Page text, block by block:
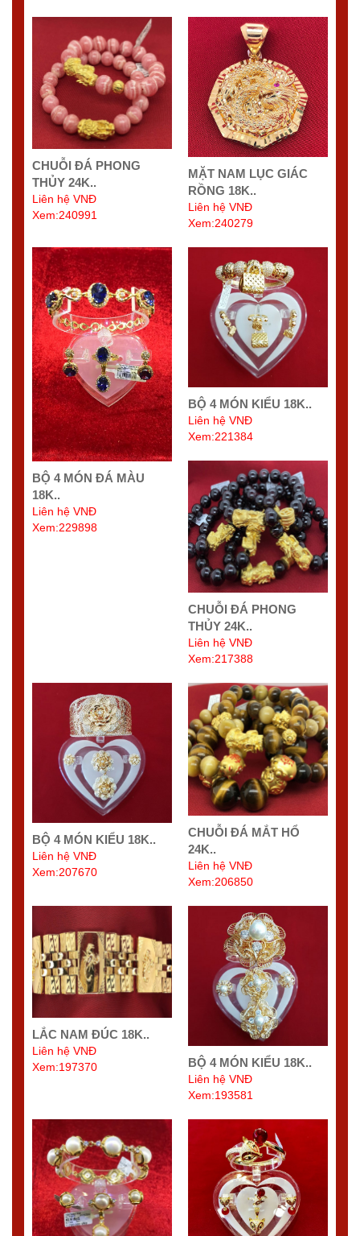
CHUỖI ĐÁ PHONG
THỦY 24K..
Liên hệ VNĐ
Xem:240991
MẶT NAM LỤC GIÁC
RỒNG 18K..
Liên hệ VNĐ
Xem:240279
BỘ 4 MÓN ĐÁ MÀU
18K..
Liên hệ VNĐ
Xem:229898
BỘ 4 MÓN KIỂU 18K..
Liên hệ VNĐ
Xem:221384
CHUỖI ĐÁ PHONG
THỦY 24K..
Liên hệ VNĐ
Xem:217388
BỘ 4 MÓN KIỂU 18K..
Liên hệ VNĐ
Xem:207670
CHUỖI ĐÁ MẮT HỔ
24K..
Liên hệ VNĐ
Xem:206850
LẮC NAM ĐÚC 18K..
Liên hệ VNĐ
Xem:197370
BỘ 4 MÓN KIỂU 18K..
Liên hệ VNĐ
Xem:193581